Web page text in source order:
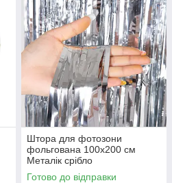
Штора для фотозони
фольгована 100х200 см
Металік срібло
Готово до відправки